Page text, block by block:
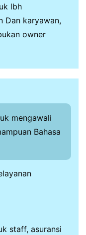
lbh
Dan karyawan,
owner
mengawali
Bahasa
staff, asuransi